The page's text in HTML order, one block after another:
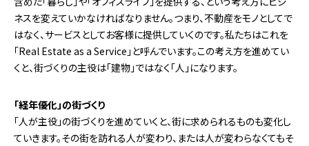
ネスを変えていかなければなりません。つまり、不動産をモノとしてで
はなく、サービスとしてお客様に提供していくのです。私たちはこれを
「Real Estate as a Service」と呼んでいます。この考え方を進めてい
くと、街づくりの主役は「建物」ではなく「人」になります。
「経年優化」の街づくり
「人が主役」の街づくりを進めていくと、街に求められるものも変化し
ていきます。その街を訪れる人が変わり、または人が変わらなくてもそ